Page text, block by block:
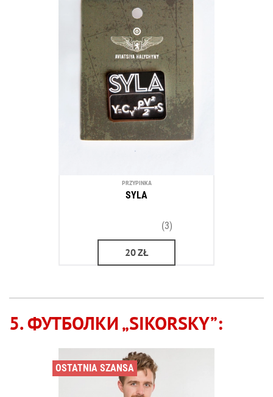
PRZYPINKА
SYLA
(3)
20ZŁ
5. ФУТБОЛКИ „SIKORSKY”:
OSTATNIA SZANSA